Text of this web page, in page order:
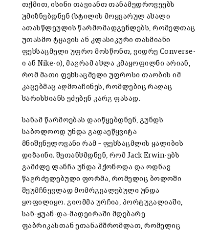
თქმით, ისინი თავიანთ თანამედროვეებს
უმიზნებდნენ (სტილის მოყვარულ ახალი
ათასწლეულის წარმომადგენლებს, რომელთაც
უთასმო ტყავის ან კლასიკური თასმიანი
ფეხსაცმელი უფრო მოსწონთ, ვიდრე Converse-
ი ან Nike-ი), მაგრამ ახლა კმაყოფილნი არიან,
რომ მათი ფეხსაცმელი უფროსი თაობის იმ
კაცებმაც აღმოაჩინეს, რომლებიც რაღაც
ხარისხიანს ეძებენ კარგ ფასად.
სანამ წარმოებას დაიწყებდნენ, გუნდს
საბოლოოდ უნდა გადაეწყვიტა
მნიშვნელოვანი რამ – ფეხსაცმლის ყალიბის
დიზაინი. შეთანხმდნენ, რომ Jack Erwin-ებს
გამძლე ლანჩა უნდა ჰქონოდა და ოდნავ
წაგრძელებული ფორმა, რომელიც ბოლოში
შეუმჩნევლად მომრგვალებული უნდა
ყოფილიყო. გიომმა ურჩია, პორტუგალიაში,
სან-ჟუან-და-მადეირაში მდებარე
ფაბრიკასთან ეთანამშრომლათ, რომელიც